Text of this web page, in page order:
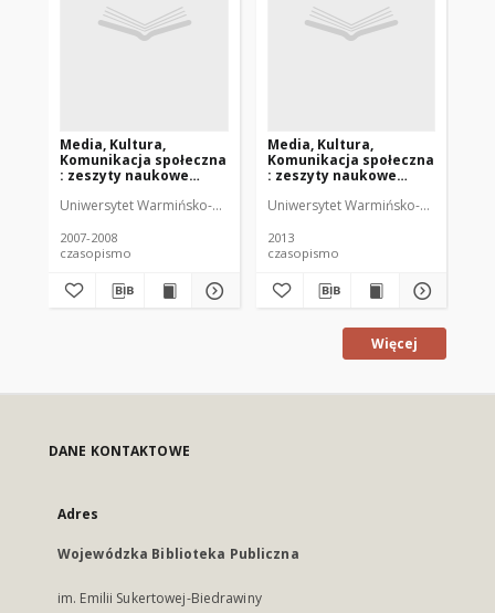
Media, Kultura,
Komunikacja społeczna
: zeszyty naukowe
Dziennikarstwa i
UWM 3-4 (2007-2008)
Uniwersytet Warmińsko-Mazurski (Olsztyn). Instytut Dziennikarstwa i
2007-2008
czasopismo
Media, Kultura,
Komunikacja społeczna
: zeszyty naukowe
Dziennikarstwa i
UWM 9 (2013)
Uniwersytet Warmińsko-Mazurski
2013
czasopismo
Więcej
DANE KONTAKTOWE
Adres
Wojewódzka Biblioteka Publiczna
im. Emilii Sukertowej-Biedrawiny